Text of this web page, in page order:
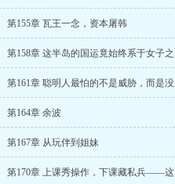
第155章 瓦王一念，资本屠韩
第158章 这半岛的国运竟始终系于女子之
第161章 聪明人最怕的不是威胁，而是没
第164章 余波
第167章 从玩伴到姐妹
第170章 上课秀操作，下课藏私兵——这